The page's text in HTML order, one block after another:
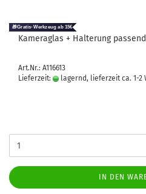
Ka­me­ra­glas + Hal­te­rung
Art.Nr.: A116613
Lieferzeit:
lagernd, lieferzeit ca. 1-2
IN DEN